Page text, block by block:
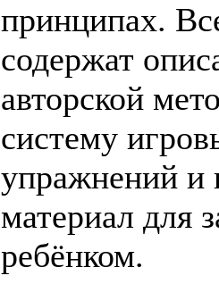
принципах.
содержат
авторской
систему
упражнений и
материал для
ребёнком.